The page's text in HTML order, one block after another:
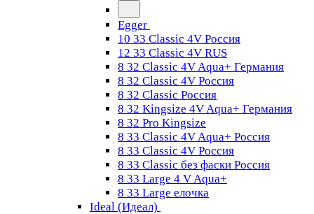
Egger
10 33 Classic 4V Россия
12 33 Classic 4V RUS
8 32 Classic 4V Aqua+ Германия
8 32 Classic 4V Россия
8 32 Classic Россия
8 32 Kingsize 4V Aqua+ Германия
8 32 Pro Kingsize
8 33 Classic 4V Aqua+ Россия
8 33 Classic 4V Россия
8 33 Classic без фаски Россия
8 33 Large 4 V Aqua+
8 33 Large елочка
Ideal (Идеал)